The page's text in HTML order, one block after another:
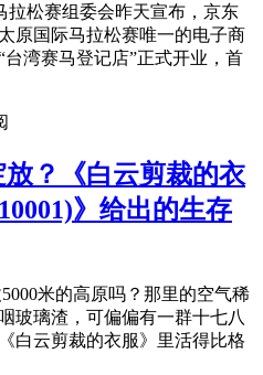
拉松赛组委会昨天宣布，京东
原国际马拉松赛唯一的电子商
湾赛马登记店”正式开业，首
？《白云剪裁的衣
》给出的生存
米的高原吗？那里的空气稀
玻璃渣，可偏偏有一群十七八
白云剪裁的衣服》里活得比格